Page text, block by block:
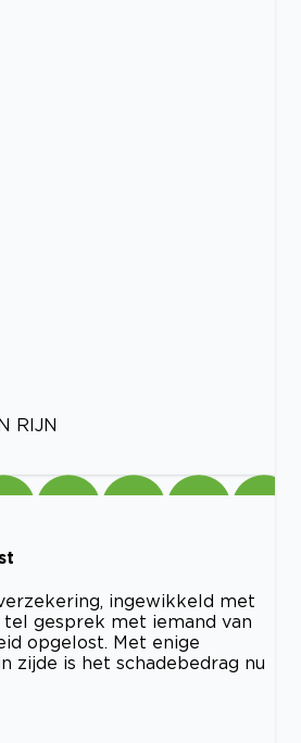
RIJN
ingewikkeld met
tel gesprek met iemand van
opgelost. Met enige
zijde is het schadebedrag nu